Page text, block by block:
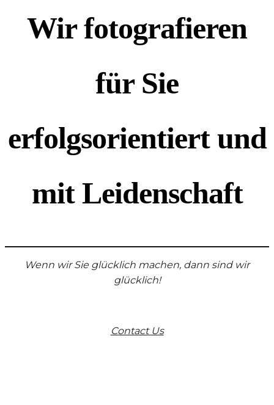
Wir fotografieren
für Sie
erfolgsorientiert und
mit Leidenschaft
Wenn wir Sie glücklich machen, dann sind wir
glücklich!
Contact Us